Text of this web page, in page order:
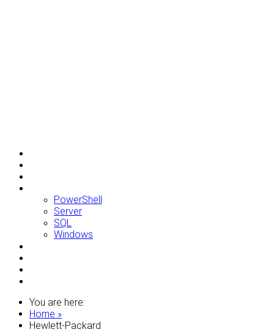
PowerShell
Server
SQL
Windows
You are here:
Home »
Hewlett-Packard